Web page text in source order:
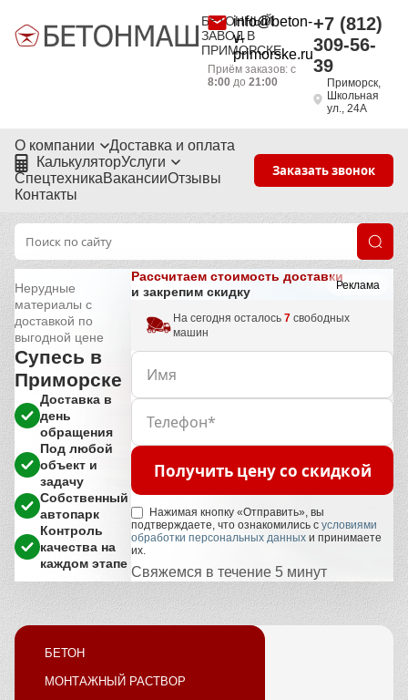
БЕТОННЫЙ
ЗАВОД В
ПРИМОРСКЕ
info@beton-
v-
primorske.ru
Приём заказов: с
8:00 до21:00
+7 (812)
309-56-
39
Приморск,
Школьная
ул., 24А
О компании
Доставка и оплата
КалькуляторУслуги
СпецтехникаВакансииОтзывы
Контакты
Заказать звонок
Реклама
Нерудные
материалы с
доставкой по
выгодной цене
Супесь в
Приморске
Доставка в
день
обращения
Под любой
объект и
задачу
Собственный
автопарк
Контроль
качества на
каждом этапе
Рассчитаем стоимость доставки
и закрепим скидку
На сегодня осталось7 свободных
машин
Получить цену со скидкой
Нажимая кнопку «Отправить», вы
подтверждаете, что ознакомились сусловиями
обработки персональных данных и принимаете
их.
Свяжемся в течение 5 минут
БЕТОН
МОНТАЖНЫЙ РАСТВОР